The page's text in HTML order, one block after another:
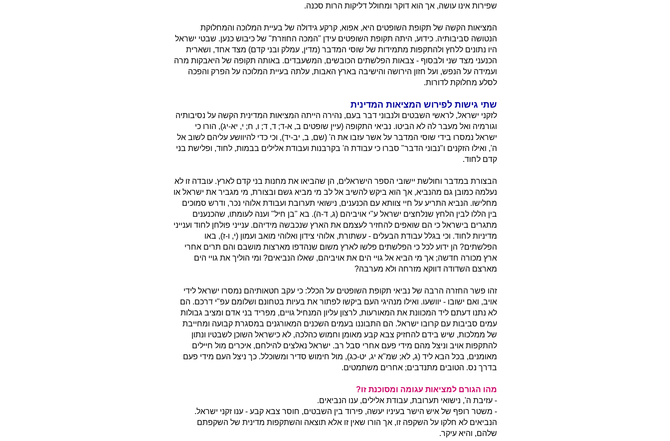
שפירות אינו עושה, אך הוא דוקר ומחולל דליקות הרות סכנה.
המציאות הקשה של תקופת השופטים היא, אפוא, קרקע גידולה של בעיית המלוכה והמחלוקת
הנטושה סביבותיה. כידוע, היתה תקופת השופטים עידן "המכה החוזרת" של כיבוש כנען. שבטי ישראל
היו נתונים ללחץ ולהתקפות מתמידות של שוסי המדבר (מדין, עמלק ובני קדם) מצד אחד, ושארית
הכנעני מצד שני ולבסוף - צבאות הפלשתים הכובשים, המשעבדים. באותה תקופה של היאבקות מרה
ועמידה על הנפש, ועל חזון הירושה והישיבה בארץ האבות, עלתה בעיית המלוכה על הפרק והפכה
לסלע מחלוקת לדורות.
שתי גישות לפירוש המציאות המדינית
לזקני ישראל, לראשי השבטים ולנבוני דבר בעם, נהירה הייתה המציאות המדינית הקשה על נסיבותיה
וגורמיה ואל מעבר לה לא הביטו. נביאי התקופה (עיין שופטים ב, א-ד; ד, ד; ו, ח; י, יא-יג), הורו כי
ישראל נמסרו בידי שוסי המדבר על אשר עזבו את ה' (שם, ב, יב-יד), וכי כדי להיוושע עליהם לשוב אל
ה', ואילו הזקנים ו"נבוני הדבר" סברו כי עבודת ה' בקרבנות ועבודת אלילים בבמות, לחוד, ופלישת בני
קדם לחוד.
הבצורת במדבר וחולשת יישובי הספר הישראלים, הן שהביאו את מחנות בני קדם לארץ. עובדה זו לא
נעלמה כמובן גם מהנביא, אך הוא ביקש להשיב אל לב מי מביא גשם ובצורת, מי מגביר את ישראל או
מחלישו. הנביא התריע על חיי צוותא עם הכנענים, נישואי תערובת ועבודת אלוהי נכר, ודרש סמוכים
בין הללו לבין הלחץ שנלחצים ישראל ע"י אויביהם (ג, ד-ה). בא "בן חיל" וענה לעומתו, שהכנענים
מתגרים בישראל כי הם שואפים להחזיר לעצמם את הארץ שנכבשה מידיהם. ענייני פולחן לחוד וענייני
מדיניות לחוד. וכי בגלל עבודת הבעלים - עשתורת, אלוהי צידון ואלוהי מואב ועמון (י, ו-ז), באו
הפלשתים? הן ידוע לכל כי הפלשתים פלשו לארץ משום שנהדפו מארצות מושבם והם תרים אחרי
ארץ מכורה חדשה; אך מי הביא אל גויי הים את אויביהם, שאלו הנביאים? ומי הוליך את גויי הים
מארצם השדודה דווקא מזרחה ולא מערבה?
זהו פשר החזרה הרבה של נביאי תקופת השופטים על הכלל: כי עקב חטאותיהם נמסרו ישראל לידי
אויב, ואם ישובו - יוושעו. ואילו מנהיגי העם ביקשו לפתור את בעיות בטחונם ושלומם עפ"י דרכם. הם
לא נתנו דעתם ליד המכוונת את המאורעות, לרצון עליון המנחיל גויים, מפריד בני אדם ומציב גבולות
עמים סביבות עם קרובו ישראל. הם התבוננו בעמים השכנים המאורגנים במסגרת קבועה ומחייבת
של ממלכות, שיש בידם להחזיק צבא קבע מאומן וחמוש כהלכה, לא כישראל השוכן לשבטיו ונתון
להתקפות אויב וניצל מהם מידי פעם אחרי סבל רב. ישראל נאלצים להילחם, איכרים מול חיילים
מאומנים, בכל הבא ליד (ג, לא; שמ"א יג, יט-כג), מול חימוש סדיר ומשוכלל. כך ניצל העם מידי פעם
בדרך נס. הטובים מתנדבים; אחרים משתמטים.
מהו הגורם למציאות עגומה ומסוכנת זו?
- עזיבת ה', נישואי תערובת, עבודת אלילים, ענו הנביאים.
- משטר רופף של איש הישר בעיניו יעשה, פירוד בין השבטים, חוסר צבא קבע - ענו זקני ישראל.
הנביאים לא חלקו על השקפה זו, אך הורו שאין זו אלא תוצאה והשתקפות מדינית של השקפתם
שלהם, והיא עיקר.